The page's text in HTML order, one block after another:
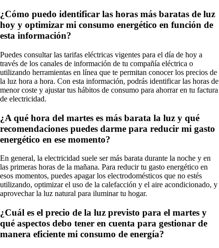
¿Cómo puedo identificar las horas más baratas de luz
hoy y optimizar mi consumo energético en función de
esta información?
Puedes consultar las tarifas eléctricas vigentes para el día de hoy a
través de los canales de información de tu compañía eléctrica o
utilizando herramientas en línea que te permitan conocer los precios de
la luz hora a hora. Con esta información, podrás identificar las horas de
menor coste y ajustar tus hábitos de consumo para ahorrar en tu factura
de electricidad.
¿A qué hora del martes es más barata la luz y qué
recomendaciones puedes darme para reducir mi gasto
energético en ese momento?
En general, la electricidad suele ser más barata durante la noche y en
las primeras horas de la mañana. Para reducir tu gasto energético en
esos momentos, puedes apagar los electrodomésticos que no estés
utilizando, optimizar el uso de la calefacción y el aire acondicionado, y
aprovechar la luz natural para iluminar tu hogar.
¿Cuál es el precio de la luz previsto para el martes y
qué aspectos debo tener en cuenta para gestionar de
manera eficiente mi consumo de energía?